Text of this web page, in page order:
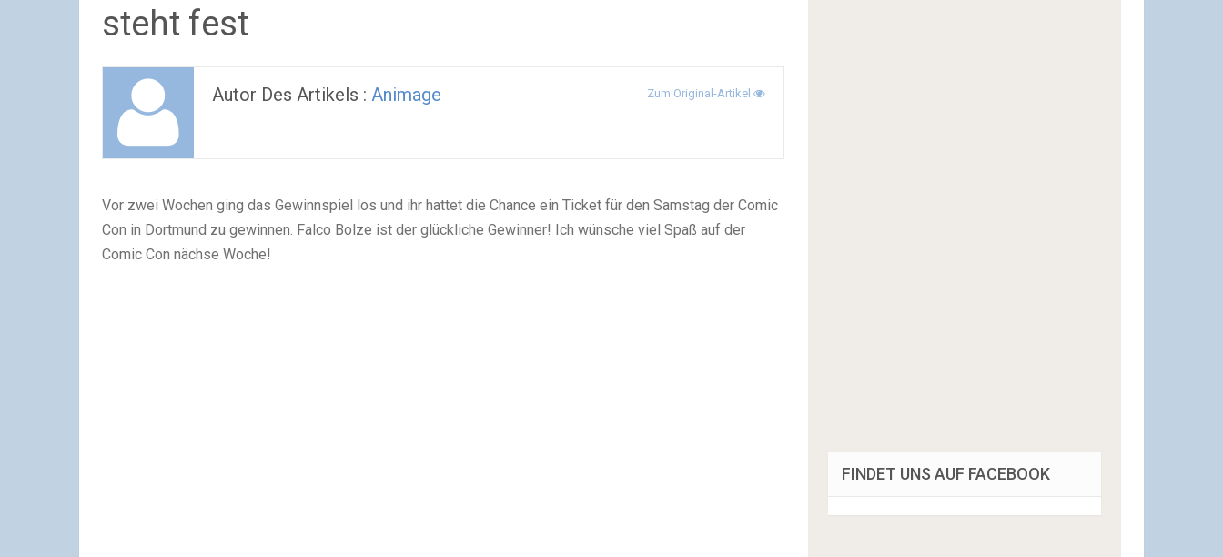
steht fest
Autor Des Artikels : Animage Zum Original-Artikel
Vor zwei Wochen ging das Gewinnspiel los und ihr hattet die Chance ein Ticket für den Samstag der Comic
Con in Dortmund zu gewinnen. Falco Bolze ist der glückliche Gewinner! Ich wünsche viel Spaß auf der
Comic Con nächse Woche!
FINDET UNS AUF FACEBOOK